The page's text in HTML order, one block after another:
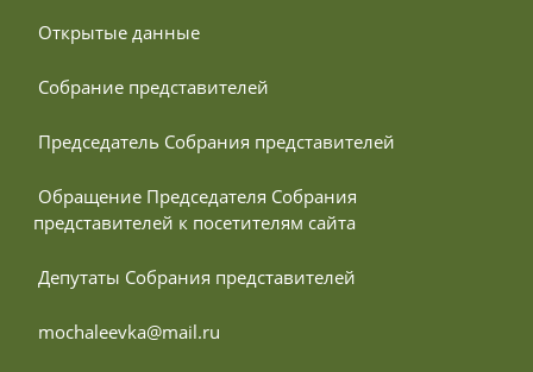
Открытые данные
Собрание представителей
Председатель Собрания представителей
представителей к посетителям сайта
Депутаты Собрания представителей
mochaleevka@mail.ru